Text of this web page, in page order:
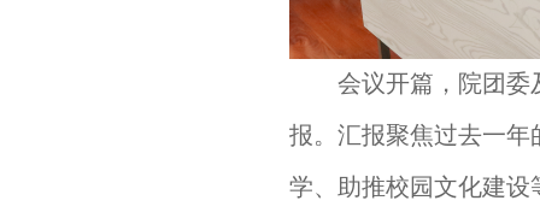
会议开篇，院团委
报。汇报聚焦过去一
学、助推校园文化建